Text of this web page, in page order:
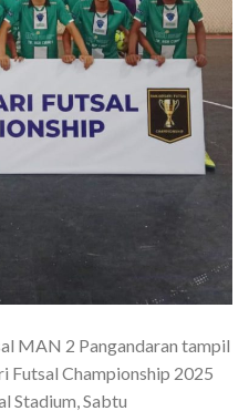
MAN 2 Pangandaran tampil
Futsal Championship 2025
Stadium, Sabtu